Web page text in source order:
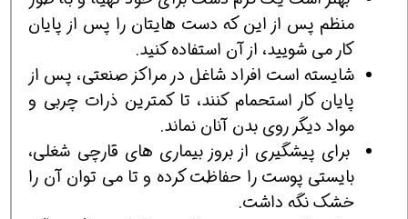
منظم پس از این که دست هایتان را پس از پایان
کار می شویید، از آن استفاده کنید.
شایسته است افراد شاغل در مراکز صنعتی، پس از
پایان کار استحمام کنند، تا کمترین ذرات چربی و
مواد دیگر روی بدن آنان نماند.
برای پیشگیری از بروز بیماری های قارچی شغلی،
بایستی پوست را حفاظت کرده و تا می توان آن را
خشک نگه داشت.